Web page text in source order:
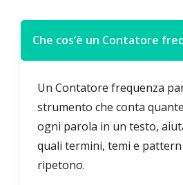
Che cos’è un Contatore
Un Contatore frequenza
strumento che conta
ogni parola in un testo,
quali termini, temi e
ripetono.